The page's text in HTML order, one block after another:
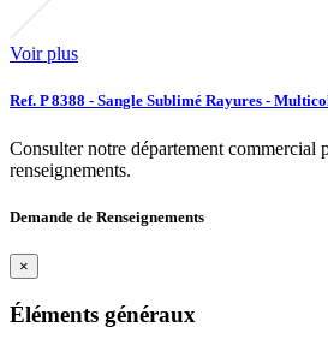
Voir plus
Ref. P 8388 - Sangle Sublimé Rayures -
Consulter notre département commercial
renseignements.
Demande de Renseignements
×
Éléments généraux